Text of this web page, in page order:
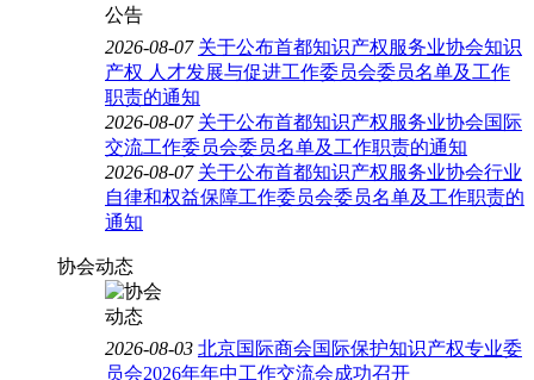
2026-08-07 关于公布首都知识产权服务业协会知识
产权 人才发展与促进工作委员会委员名单及工作
职责的通知
2026-08-07 关于公布首都知识产权服务业协会国际
交流工作委员会委员名单及工作职责的通知
2026-08-07 关于公布首都知识产权服务业协会行业
自律和权益保障工作委员会委员名单及工作职责的
通知
协会动态
2026-08-03 北京国际商会国际保护知识产权专业委
员会2026年年中工作交流会成功召开